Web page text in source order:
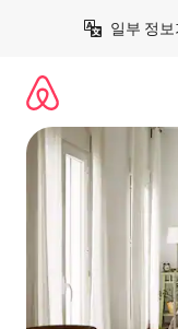
일부 정